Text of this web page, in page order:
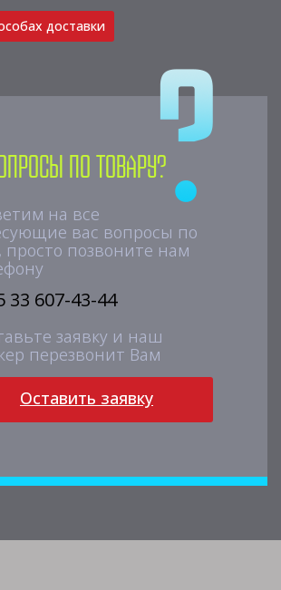
доставки
по товару?
на все
вас вопросы по
просто позвоните нам
33 607-43-44
заявку и наш
перезвонит Вам
Оставить заявку